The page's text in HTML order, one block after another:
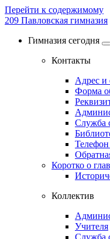
Перейти к содержимому
209 Павловская гимназия
Гимназия сегодня
Контакты
Адрес и
Форма
Служба
Коротко о
Коллектив
Учителя
Служба